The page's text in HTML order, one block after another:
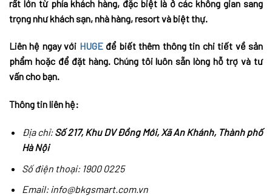
rất lớn từ phía khách hàng, đặc biệt là ở các không gian sang
trọng như khách sạn, nhà hàng, resort và biệt thự.
Liên hệ ngay với HUGEđể biết thêm thông tin chi tiết về sản
phẩm hoặc để đặt hàng. Chúng tôi luôn sẵn lòng hỗ trợ và tư
vấn cho bạn.
Thông tin liên hệ:
Địa chỉ:Số 217, Khu DV Đồng Mới, Xã An Khánh, Thành phố
Hà Nội
Số điện thoại: 1900 0225
Email: info@bkgsmart.com.vn